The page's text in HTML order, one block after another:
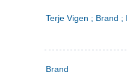
Terje Vigen ; Brand
Brand